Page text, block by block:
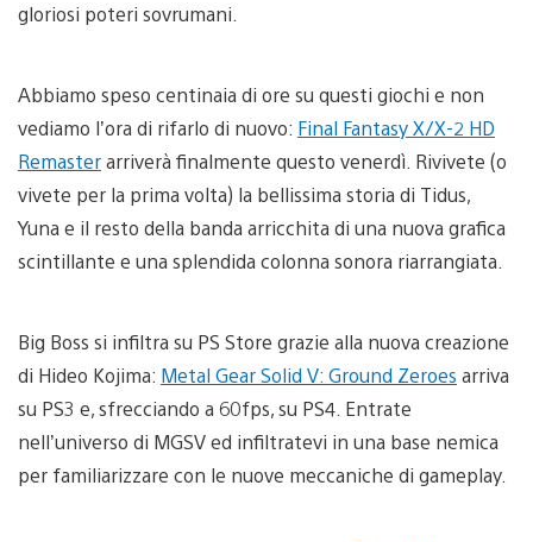
gloriosi poteri sovrumani.
Abbiamo speso centinaia di ore su questi giochi e non
vediamo l’ora di rifarlo di nuovo: Final Fantasy X/X-2 HD
Remasterarriverà finalmente questo venerdì. Rivivete (o
vivete per la prima volta) la bellissima storia di Tidus,
Yuna e il resto della banda arricchita di una nuova grafica
scintillante e una splendida colonna sonora riarrangiata.
Big Boss si infiltra su PS Store grazie alla nuova creazione
di Hideo Kojima: Metal Gear Solid V: Ground Zeroes arriva
su PS3 e, sfrecciando a 60fps, su PS4. Entrate
nell’universo di MGSV ed infiltratevi in una base nemica
per familiarizzare con le nuove meccaniche di gameplay.